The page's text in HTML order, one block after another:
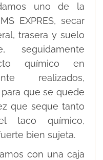
uno de la
EXPRES, secar
trasera y suelo
químico en
realizados,
que se quede
que seque tanto
taco químico,
bien sujeta.
con una caja